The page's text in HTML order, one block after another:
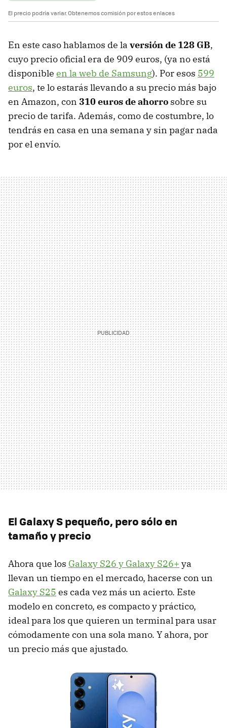
El precio podría variar. Obtenemos comisión por estos enlaces
En este caso hablamos de la versión de 128 GB,
cuyo precio oficial era de 909 euros, (ya no está
disponible en la web de Samsung). Por esos 599
euros, te lo estarás llevando a su precio más bajo
en Amazon, con 310 euros de ahorro sobre su
precio de tarifa. Además, como de costumbre, lo
tendrás en casa en una semana y sin pagar nada
por el envío.
El Galaxy S pequeño, pero sólo en
tamaño y precio
Ahora que los Galaxy S26 y Galaxy S26+ ya
llevan un tiempo en el mercado, hacerse con un
Galaxy S25 es cada vez más un acierto. Este
modelo en concreto, es compacto y práctico,
ideal para los que quieren un terminal para usar
cómodamente con una sola mano. Y ahora, por
un precio más que ajustado.